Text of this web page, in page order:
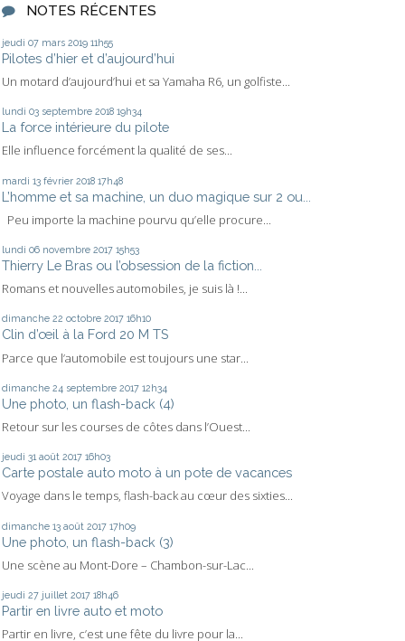
NOTES RÉCENTES
jeudi 07 mars 2019 11h55
Pilotes d’hier et d’aujourd’hui
Un motard d’aujourd’hui et sa Yamaha R6, un golfiste...
lundi 03 septembre 2018 19h34
La force intérieure du pilote
Elle influence forcément la qualité de ses...
mardi 13 février 2018 17h48
L’homme et sa machine, un duo magique sur 2 ou...
Peu importe la machine pourvu qu’elle procure...
lundi 06 novembre 2017 15h53
Thierry Le Bras ou l’obsession de la fiction...
Romans et nouvelles automobiles, je suis là !...
dimanche 22 octobre 2017 16h10
Clin d’œil à la Ford 20 M TS
Parce que l’automobile est toujours une star...
dimanche 24 septembre 2017 12h34
Une photo, un flash-back (4)
Retour sur les courses de côtes dans l’Ouest...
jeudi 31 août 2017 16h03
Carte postale auto moto à un pote de vacances
Voyage dans le temps, flash-back au cœur des sixties...
dimanche 13 août 2017 17h09
Une photo, un flash-back (3)
Une scène au Mont-Dore – Chambon-sur-Lac...
jeudi 27 juillet 2017 18h46
Partir en livre auto et moto
Partir en livre, c’est une fête du livre pour la...